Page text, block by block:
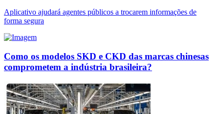
Aplicativo ajudará agentes públicos a trocarem informações de
forma segura
Como os modelos SKD e CKD das marcas chinesas
comprometem a indústria brasileira?